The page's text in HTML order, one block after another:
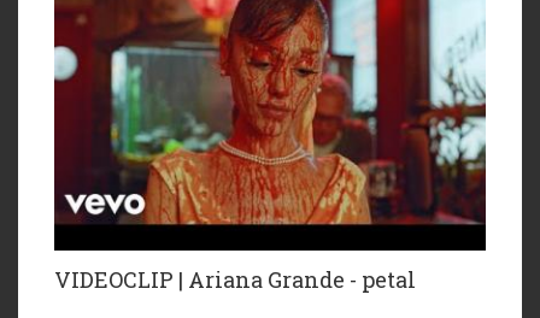
VIDEOCLIP | Ariana Grande - petal